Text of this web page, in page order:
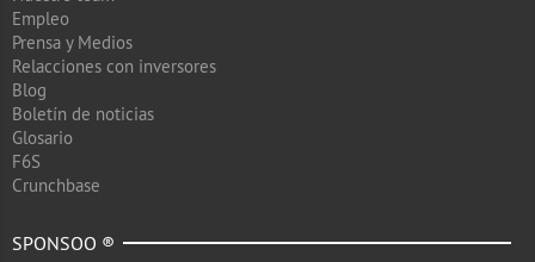
Empleo
Prensa y Medios
Relacciones con inversores
Blog
Boletín de noticias
Glosario
F6S
Crunchbase
SPONSOO ®